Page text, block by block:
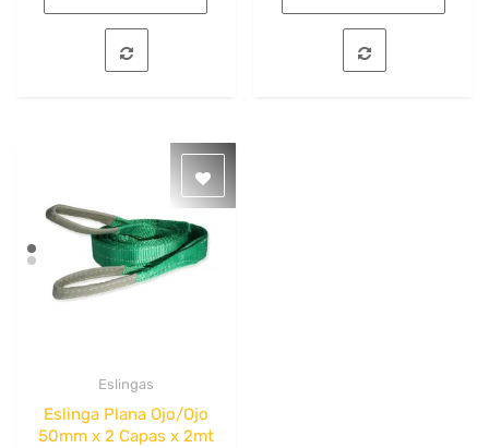
Eslingas
Eslinga Plana Ojo/Ojo
50mm x 2 Capas x 2mt